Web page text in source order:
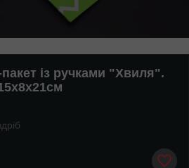
із ручками "Хвиля".